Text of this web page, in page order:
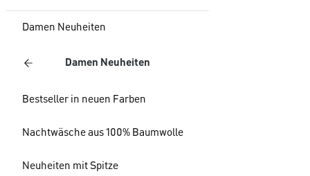
Damen Neuheiten
Damen Neuheiten
Bestseller in neuen Farben
Nachtwäsche aus 100% Baumwolle
Neuheiten mit Spitze